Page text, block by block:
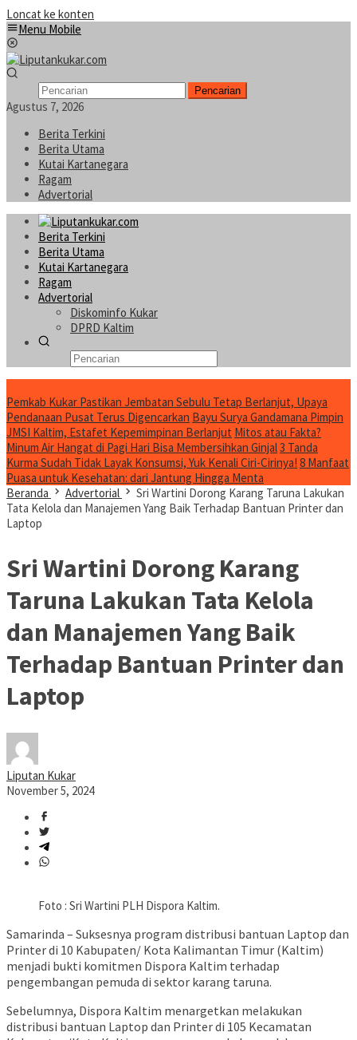
Loncat ke konten
Menu Mobile
Pencarian
Agustus 7, 2026
Berita Terkini
Berita Utama
Kutai Kartanegara
Ragam
Advertorial
Berita Terkini
Berita Utama
Kutai Kartanegara
Ragam
Advertorial
Diskominfo Kukar
DPRD Kaltim
Pemkab Kukar Pastikan Jembatan Sebulu Tetap Berlanjut, Upaya
Pendanaan Pusat Terus Digencarkan Bayu Surya Gandamana Pimpin
JMSI Kaltim, Estafet Kepemimpinan Berlanjut Mitos atau Fakta?
Minum Air Hangat di Pagi Hari Bisa Membersihkan Ginjal3 Tanda
Kurma Sudah Tidak Layak Konsumsi, Yuk Kenali Ciri-Cirinya! 8 Manfaat
Puasa untuk Kesehatan: dari Jantung Hingga Menta
Beranda
Advertorial
Sri Wartini Dorong Karang Taruna Lakukan
Tata Kelola dan Manajemen Yang Baik Terhadap Bantuan Printer dan
Laptop
Sri Wartini Dorong Karang
Taruna Lakukan Tata Kelola
dan Manajemen Yang Baik
Terhadap Bantuan Printer dan
Laptop
Liputan Kukar
November 5, 2024
Foto : Sri Wartini PLH Dispora Kaltim.
Samarinda – Suksesnya program distribusi bantuan Laptop dan
Printer di 10 Kabupaten/ Kota Kalimantan Timur (Kaltim)
menjadi bukti komitmen Dispora Kaltim terhadap
pengembangan pemuda di sektor karang taruna.
Sebelumnya, Dispora Kaltim menargetkan melakukan
distribusi bantuan Laptop dan Printer di 105 Kecamatan